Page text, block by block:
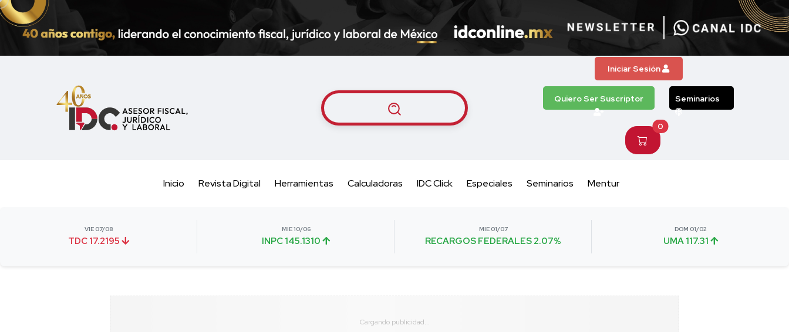
Iniciar Sesión
Quiero Ser Suscriptor Seminarios
0
Inicio Revista Digital Herramientas Calculadoras IDC Click Especiales Seminarios Mentur
VIE 07/08
TDC 17.2195
MIE 10/06
INPC 145.1310
MIE 01/07
RECARGOS FEDERALES 2.07%
DOM 01/02
UMA 117.31